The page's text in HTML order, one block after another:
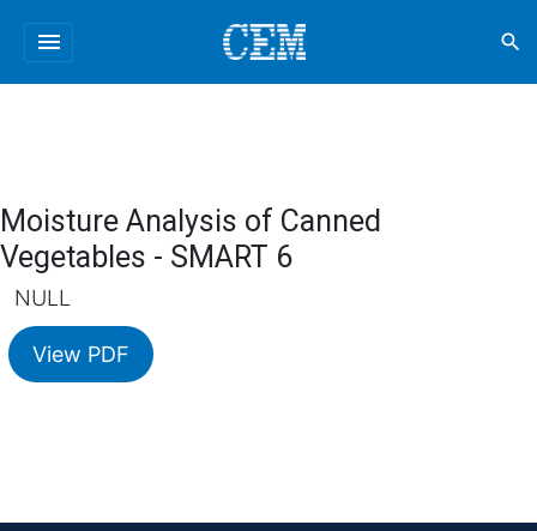
menu search
Moisture Analysis of Canned
Vegetables - SMART 6
NULL
View PDF